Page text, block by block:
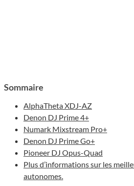
Sommaire
AlphaTheta XDJ-AZ
Denon DJ Prime 4+
Numark Mixstream Pro+
Denon DJ Prime Go+
Pioneer DJ Opus-Quad
Plus d’informations sur les
autonomes.